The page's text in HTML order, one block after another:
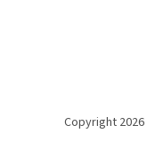
Copyright 2026